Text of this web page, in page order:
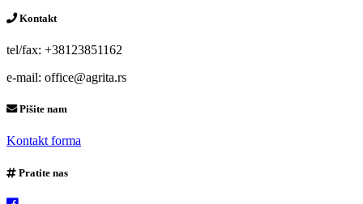
Kontakt
tel/fax: +38123851162
e-mail: office@agrita.rs
Pišite nam
Kontakt forma
Pratite nas